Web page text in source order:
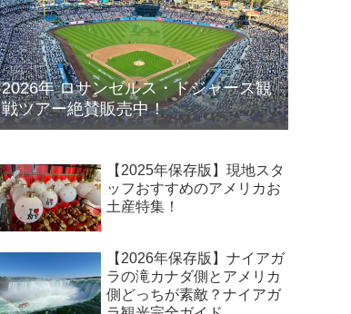
2026年 ロサンゼルス・ドジャース観
戦ツアー絶賛販売中！
【2025年保存版】現地スタ
ッフおすすめのアメリカお
土産特集！
【2026年保存版】ナイアガ
ラの滝カナダ側とアメリカ
側どっちが素敵？ナイアガ